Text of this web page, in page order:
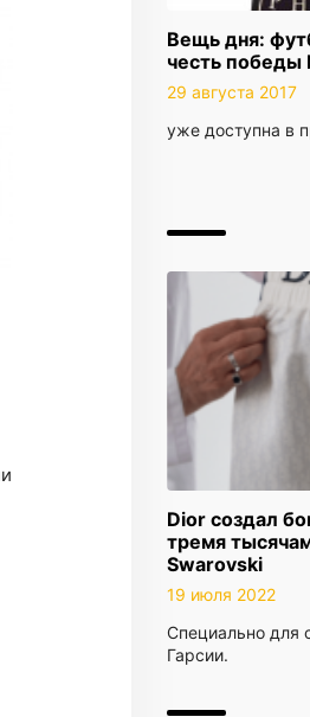
Вещь дня:
честь победы
29 августа 2017
уже доступна в
Dior создал
тремя
Swarovski
19 июля 2022
Специально для
Гарсии.